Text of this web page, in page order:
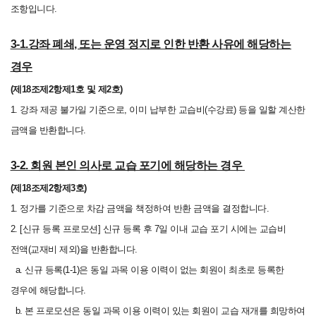
조항입니다.
3-1.강좌 폐쇄, 또는 운영 정지로 인한 반환 사유에 해당하는
경우
(제18조제2항제1호 및 제2호)
1. 강좌 제공 불가일 기준으로, 이미 납부한 교습비(수강료) 등을 일할 계산한
금액을 반환합니다.
3-2. 회원 본인 의사로 교습 포기에 해당하는 경우
(제18조제2항제3호)
1. 정가를 기준으로 차감 금액을 책정하여 반환 금액을 결정합니다.
2. [신규 등록 프로모션] 신규 등록 후 7일 이내 교습 포기 시에는 교습비
전액(교재비 제외)을 반환합니다.
a. 신규 등록(1-1)은 동일 과목 이용 이력이 없는 회원이 최초로 등록한
경우에 해당합니다.
b. 본 프로모션은 동일 과목 이용 이력이 있는 회원이 교습 재개를 희망하여